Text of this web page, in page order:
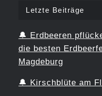
Letzte Beiträge
🔔 Erdbeeren
die besten
Magdeburg
🔔 Kirschblüte am